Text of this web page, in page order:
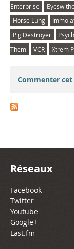
Enterprise
Horse Lung
Pig Destroyer
Them
VCR Xtrem
Commenter
Réseaux
Facebook
Twitter
Youtube
Google+
Last.fm